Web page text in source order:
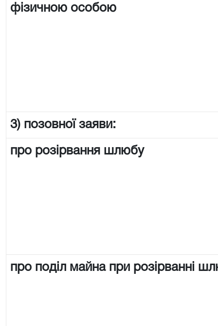
фізичною особою
3) позовної заяви:
про розірвання шлюбу
про поділ майна при розірванні